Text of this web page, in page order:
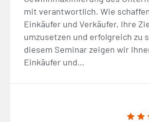
mit verantwortlich. Wie
Einkäufer und Verkäufer, Ihre
umzusetzen und erfolgreich zu
diesem Seminar zeigen wir
Einkäufer und…